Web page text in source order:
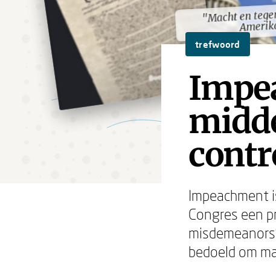
"Macht en
"Macht en
trefwoord
Impeachment
Congres een
bedoeld om